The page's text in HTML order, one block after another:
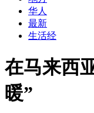
华人
最新
生活经
在马来西
暖”